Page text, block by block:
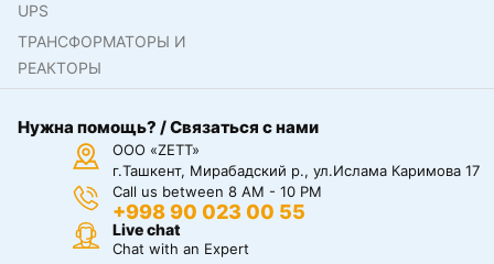
UPS
ТРАНСФОРМАТОРЫ И
РЕАКТОРЫ
Нужна помощь? / Связаться с нами
ООО «ZETT»
г.Ташкент, Мирабадский р., ул.Ислама Каримова 17
Call us between 8 AM - 10 PM
+998 90 023 00 55
Live chat
Chat with an Expert